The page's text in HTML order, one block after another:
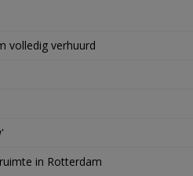
volledig verhuurd
in Rotterdam